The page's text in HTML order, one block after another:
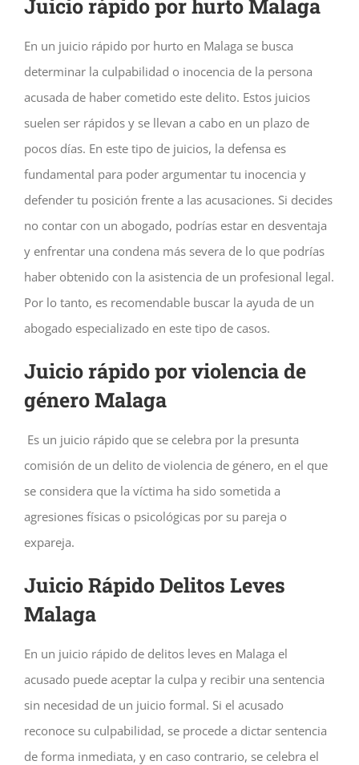
Juicio rápido por hurto Malaga
En un juicio rápido por hurto en Malaga se busca
determinar la culpabilidad o inocencia de la persona
acusada de haber cometido este delito. Estos juicios
suelen ser rápidos y se llevan a cabo en un plazo de
pocos días. En este tipo de juicios, la defensa es
fundamental para poder argumentar tu inocencia y
defender tu posición frente a las acusaciones. Si decides
no contar con un abogado, podrías estar en desventaja
y enfrentar una condena más severa de lo que podrías
haber obtenido con la asistencia de un profesional legal.
Por lo tanto, es recomendable buscar la ayuda de un
abogado especializado en este tipo de casos.
Juicio rápido por violencia de
género Malaga
Es un juicio rápido que se celebra por la presunta
comisión de un delito de violencia de género, en el que
se considera que la víctima ha sido sometida a
agresiones físicas o psicológicas por su pareja o
expareja.
Juicio Rápido Delitos Leves
Malaga
En un juicio rápido de delitos leves en Malaga el
acusado puede aceptar la culpa y recibir una sentencia
sin necesidad de un juicio formal. Si el acusado
reconoce su culpabilidad, se procede a dictar sentencia
de forma inmediata, y en caso contrario, se celebra el